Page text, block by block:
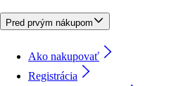
Pred prvým nákupom
Ako nakupovať
Registrácia